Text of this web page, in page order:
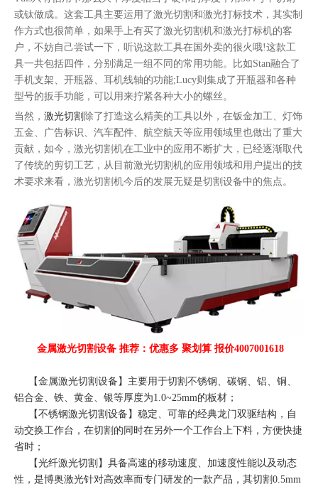
或钛做成。这套工具主要运用了激光切割和激光打标技术，其实制
作方式也很简单，如果手上有买了激光切割机和激光打标机的客
户，不妨自己尝试一下，听说这款工具在国外卖的很火哦!这款工
具一共包括四件，分别满足一组不同的常用功能。比如Stan融合了
手机支架、开瓶器、耳机线轴的功能;Lucy则集成了开瓶器和各种
型号的扳手功能，可以用来拧紧各种大小的螺丝。
当然， 激光切割 除了打造这么精美的工具以外，在钣金加工、灯饰
五金、广告标识、汽车配件、航空航天等应用领域里也做出了重大
贡献，如今，激光切割机在工业中的应用不断扩大，已经逐渐取代
了传统的剪切工艺，从目前激光切割机的应用领域和用户提出的技
术要求来看，激光切割机今后的发展无疑是切割设备中的焦点。
金属激光切割设备 推荐：优惠多 聚划算 报价4007001618
【金属激光切割设备 】主要用于切割不锈钢、碳钢、铝、铜、
铝合金、铁、黄金、银等厚度为1.0~25mm的板材；
【不锈钢激光切割设备 】稳定、可靠的经典龙门双驱结构，自
动交换工作台，在切割的同时在另外一个工作台上下料，方便快捷
省时；
【光纤激光切割 】具备高速的移动速度、加速度性能以及动态
性，是博奥激光针对高效率而专门研发的一款产品，其切割0.5mm